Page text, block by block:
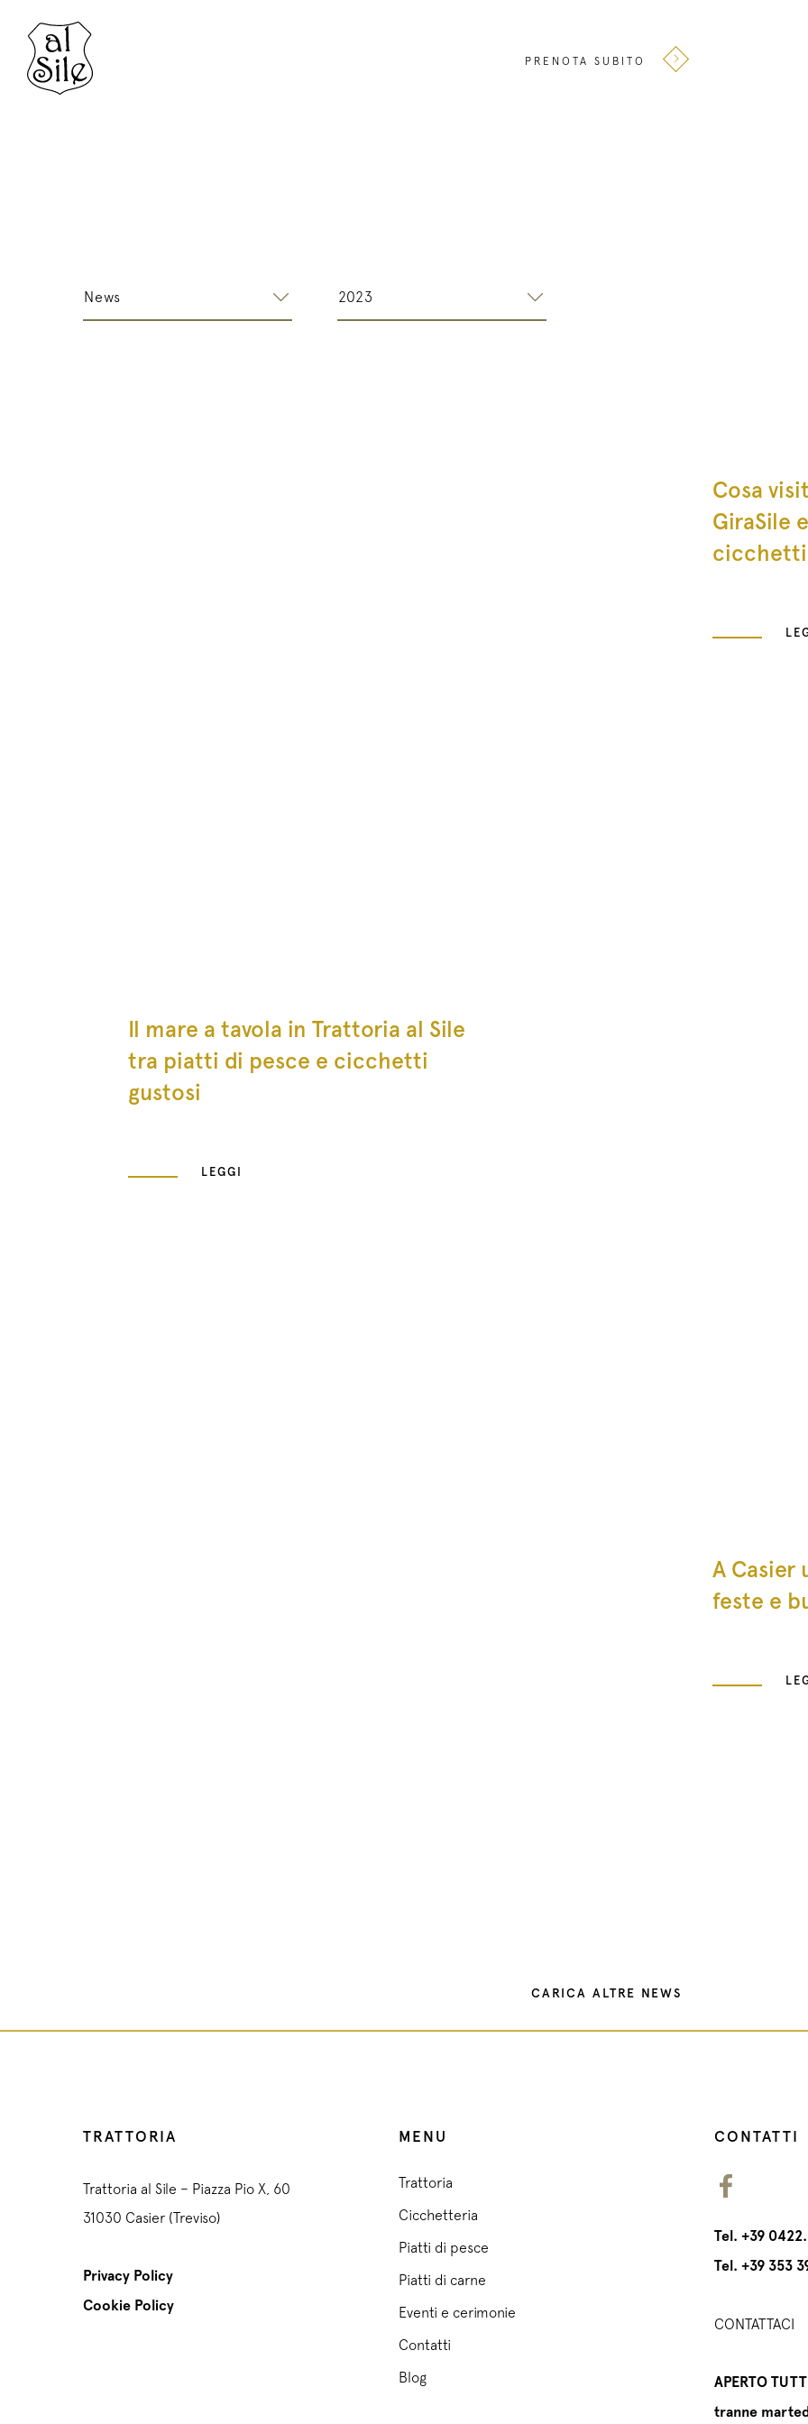
PRENOTA SUBITO
News 2023
Cosa
GiraSile
cicchetti
Il mare a tavola in Trattoria al Sile
tra piatti di pesce e cicchetti
gustosi
LEGGI
A Casier
feste e
CARICA ALTRE NEWS
TRATTORIA
Trattoria al Sile – Piazza Pio X, 60
31030 Casier (Treviso)
Privacy Policy
Cookie Policy
MENU
Trattoria
Cicchetteria
Piatti di pesce
Piatti di carne
Eventi e cerimonie
Contatti
Blog
CONTATTI
Tel. +39
Tel. +39 353
CONTATTACI
APERTO
tranne